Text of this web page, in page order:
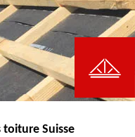
toiture Suisse